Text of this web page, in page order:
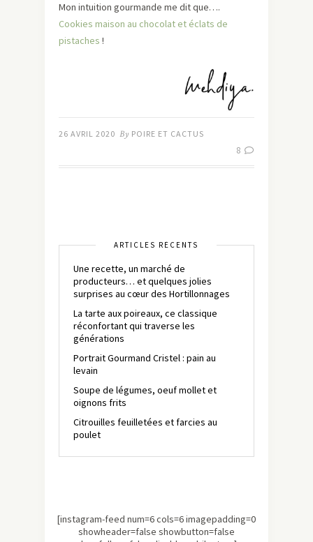
Mon intuition gourmande me dit que….
Cookies maison au chocolat et éclats de
pistaches !
26 AVRIL 2020 By POIRE ET CACTUS
8
ARTICLES RÉCENTS
Une recette, un marché de
producteurs… et quelques jolies
surprises au cœur des Hortillonnages
La tarte aux poireaux, ce classique
réconfortant qui traverse les
générations
Portrait Gourmand Cristel : pain au
levain
Soupe de légumes, oeuf mollet et
oignons frits
Citrouilles feuilletées et farcies au
poulet
[instagram-feed num=6 cols=6 imagepadding=0
showheader=false showbutton=false